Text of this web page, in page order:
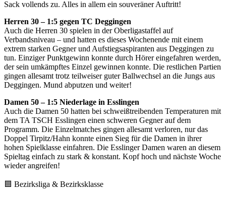
Sack vollends zu. Alles in allem ein souveräner Auftritt!
Herren 30 – 1:5 gegen TC Deggingen
Auch die Herren 30 spielen in der Oberligastaffel auf
Verbandsniveau – und hatten es dieses Wochenende mit einem
extrem starken Gegner und Aufstiegsaspiranten aus Deggingen zu
tun. Einziger Punktgewinn konnte durch Hörer eingefahren werden,
der sein umkämpftes Einzel gewinnen konnte. Die restlichen Partien
gingen allesamt trotz teilweiser guter Ballwechsel an die Jungs aus
Deggingen. Mund abputzen und weiter!
Damen 50 – 1:5 Niederlage in Esslingen
Auch die Damen 50 hatten bei schweißtreibenden Temperaturen mit
dem TA TSCH Esslingen einen schweren Gegner auf dem
Programm. Die Einzelmatches gingen allesamt verloren, nur das
Doppel Tirpitz/Hahn konnte einen Sieg für die Damen in ihrer
hohen Spielklasse einfahren. Die Esslinger Damen waren an diesem
Spieltag einfach zu stark & konstant. Kopf hoch und nächste Woche
wieder angreifen!
🟦 Bezirksliga & Bezirksklasse